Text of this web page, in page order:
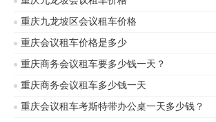
重庆九龙坡区会议租车价格
重庆会议租车价格是多少
重庆商务会议租车要多少钱一天？
重庆商务会议租车多少钱一天
重庆会议租车考斯特带办公桌一天多少钱？